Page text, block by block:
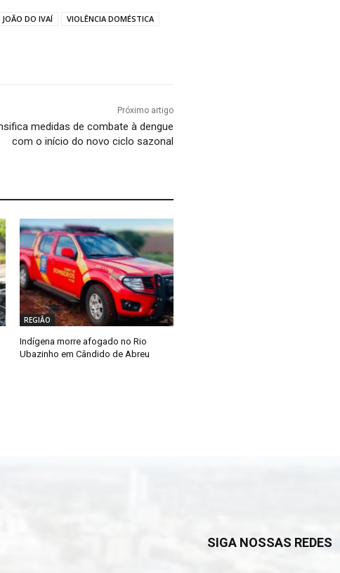
JOÃO DO IVAÍ VIOLÊNCIA DOMÉSTICA
Próximo artigo
medidas de combate à dengue
com o início do novo ciclo sazonal
REGIÃO
Indígena morre afogado no Rio
Ubazinho em Cândido de Abreu
SIGA NOSSAS REDES